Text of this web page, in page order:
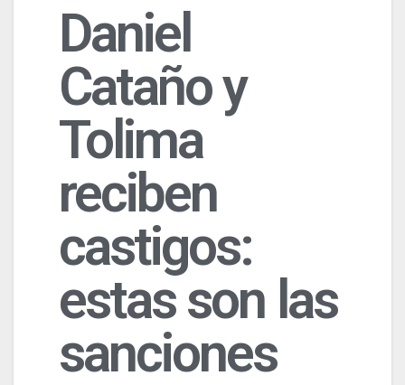
Daniel
Cataño y
Tolima
reciben
castigos:
estas son las
sanciones